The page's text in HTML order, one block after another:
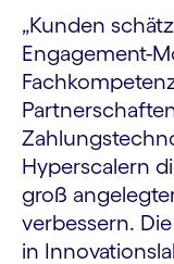
„Kunden
Engagement-
Hyperscalern
groß
verbessern.
in